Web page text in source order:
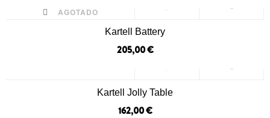
AGOTADO
Kartell Battery
205,00 €
Kartell Jolly Table
162,00 €